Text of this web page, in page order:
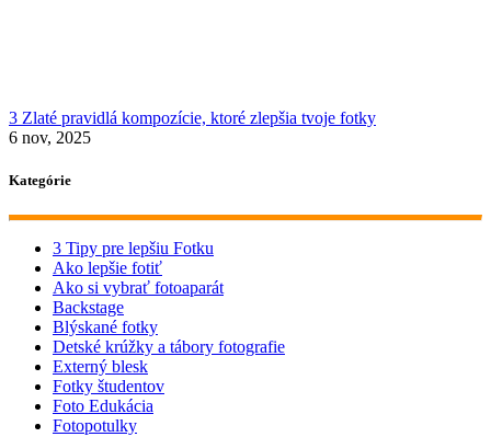
3 Zlaté pravidlá kompozície, ktoré zlepšia tvoje fotky
6 nov, 2025
Kategórie
3 Tipy pre lepšiu Fotku
Ako lepšie fotiť
Ako si vybrať fotoaparát
Backstage
Blýskané fotky
Detské krúžky a tábory fotografie
Externý blesk
Fotky študentov
Foto Edukácia
Fotopotulky